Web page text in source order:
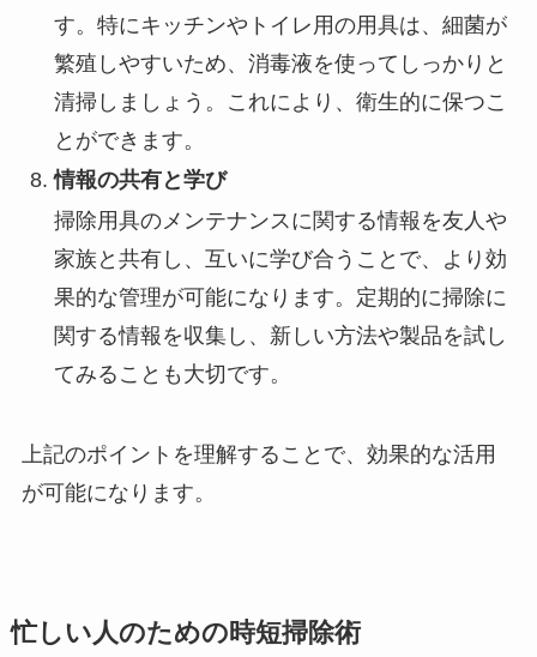
す。特にキッチンやトイレ用の用具は、細菌が
繁殖しやすいため、消毒液を使ってしっかりと
清掃しましょう。これにより、衛生的に保つこ
とができます。
情報の共有と学び
掃除用具のメンテナンスに関する情報を友人や
家族と共有し、互いに学び合うことで、より効
果的な管理が可能になります。定期的に掃除に
関する情報を収集し、新しい方法や製品を試し
てみることも大切です。
上記のポイントを理解することで、効果的な活用
が可能になります。
忙しい人のための時短掃除術